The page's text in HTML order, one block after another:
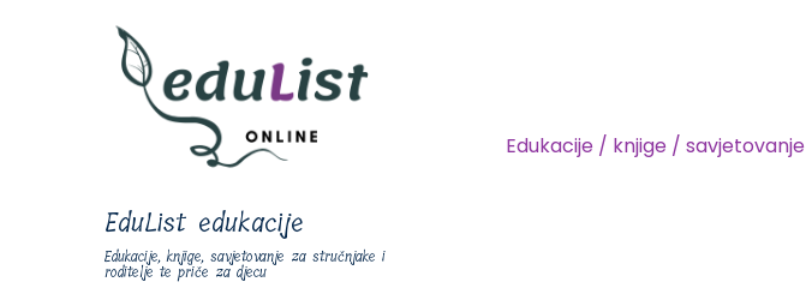
EduList edukacije
Edukacije, knjige, savjetovanje za stručnjake i
roditelje te priče za djecu
Edukacije / knjige / savjetovanje